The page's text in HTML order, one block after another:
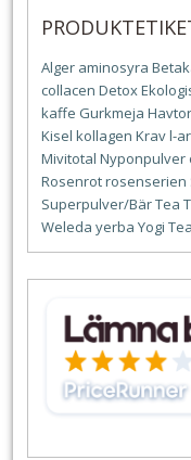
Alger aminosyra
collacen Detox
kaffe Gurkmeja
Kisel kollagen Kravl-
Mivitotal Nyponpulver
Rosenrotrosenserien
Superpulver/BärTea
Weleda yerba Yogi Tea